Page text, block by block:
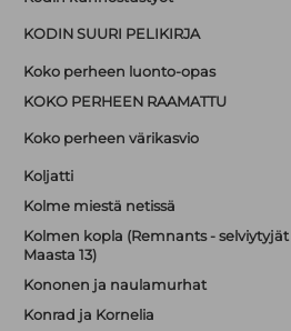
KODIN SUURI PELIKIRJA
Koko perheen luonto-opas
KOKO PERHEEN RAAMATTU
Koko perheen värikasvio
Koljatti
Kolme miestä netissä
Kolmen kopla (Remnants - selviytyjät
Maasta 13)
Kononen ja naulamurhat
Konrad ja Kornelia